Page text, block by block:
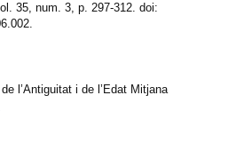
35, num. 3, p. 297-312. doi:
l’Antiguitat i de l’Edat Mitjana